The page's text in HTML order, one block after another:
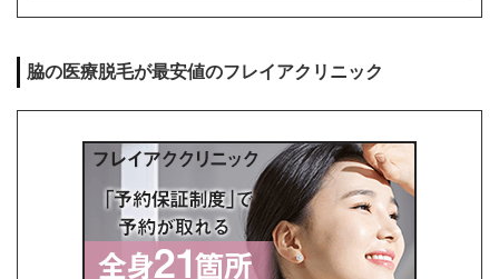
キャンセル料 前日まで無料
脇の医療脱毛が最安値のフレイアクリニック